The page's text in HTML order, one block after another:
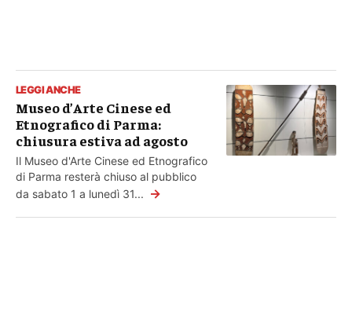
LEGGI ANCHE
Museo d’Arte Cinese ed
Etnografico di Parma:
chiusura estiva ad agosto
Il Museo d'Arte Cinese ed Etnografico
di Parma resterà chiuso al pubblico
da sabato 1 a lunedì 31... →